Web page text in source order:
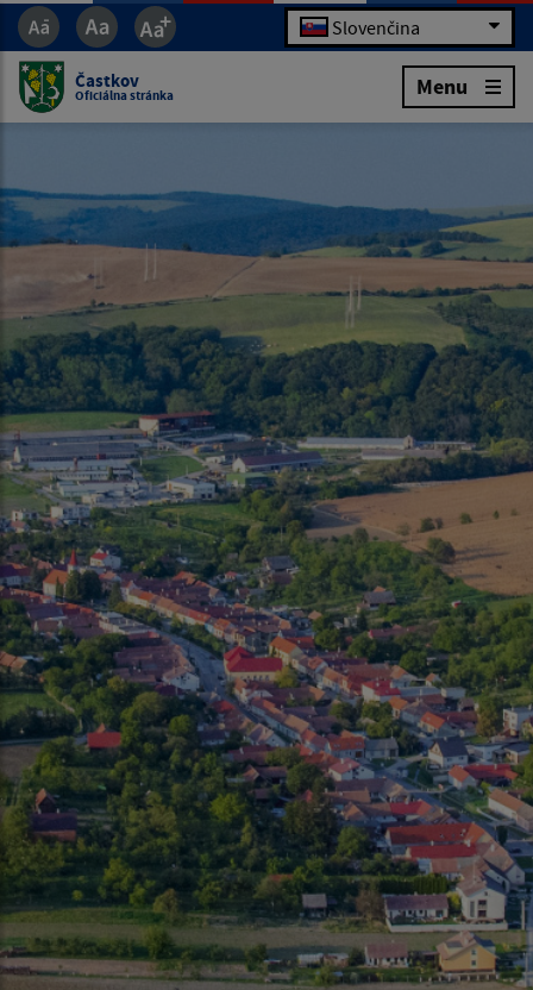
Slovenčina
Častkov
Oficiálna stránka Menu